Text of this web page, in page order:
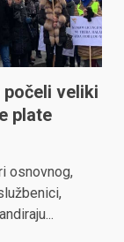
počeli veliki
plate
osnovnog,